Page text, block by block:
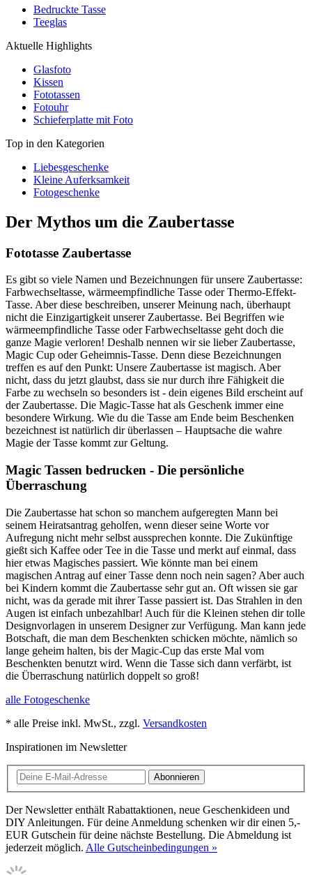
Bedruckte Tasse
Teeglas
Aktuelle Highlights
Glasfoto
Kissen
Fototassen
Fotouhr
Schieferplatte mit Foto
Top in den Kategorien
Liebesgeschenke
Kleine Auferksamkeit
Fotogeschenke
Der Mythos um die Zaubertasse
Fototasse Zaubertasse
Es gibt so viele Namen und Bezeichnungen für unsere Zaubertasse:
Farbwechseltasse, wärmeempfindliche Tasse oder Thermo-Effekt-
Tasse. Aber diese beschreiben, unserer Meinung nach, überhaupt
nicht die Einzigartigkeit unserer Zaubertasse. Bei Begriffen wie
wärmeempfindliche Tasse oder Farbwechseltasse geht doch die
ganze Magie verloren! Deshalb nennen wir sie lieber Zaubertasse,
Magic Cup oder Geheimnis-Tasse. Denn diese Bezeichnungen
treffen es auf den Punkt: Unsere Zaubertasse ist magisch. Aber
nicht, dass du jetzt glaubst, dass sie nur durch ihre Fähigkeit die
Farbe zu wechseln so besonders ist - dein eigenes Bild erscheint auf
der Zaubertasse. Die Magic-Tasse hat als Geschenk immer eine
besondere Wirkung. Wie du die Tasse am Ende beim Beschenken
bezeichnest ist natürlich dir überlassen – Hauptsache die wahre
Magie der Tasse kommt zur Geltung.
Magic Tassen bedrucken - Die persönliche
Überraschung
Die Zaubertasse hat schon so manchem aufgeregten Mann bei
seinem Heiratsantrag geholfen, wenn dieser seine Worte vor
Aufregung nicht mehr selbst aussprechen konnte. Die Zukünftige
gießt sich Kaffee oder Tee in die Tasse und merkt auf einmal, dass
hier etwas Magisches passiert. Wie könnte man bei einem
magischen Antrag auf einer Tasse denn noch nein sagen? Aber auch
bei Kindern kommt die Zaubertasse sehr gut an. Oft wissen sie gar
nicht, was da gerade mit ihrer Tasse passiert ist. Das Strahlen in den
Augen ist einfach unbezahlbar! Auch für die Kleinen stehen dir tolle
Designvorlagen in unserem Designer zur Verfügung. Man kann jede
Botschaft, die man dem Beschenkten schicken möchte, nämlich so
lange geheim halten, bis der Magic-Cup das erste Mal vom
Beschenkten benutzt wird. Wenn die Tasse sich dann verfärbt, ist
die Überraschung natürlich doppelt so groß!
alle Fotogeschenke
* alle Preise inkl. MwSt., zzgl. Versandkosten
Inspirationen im Newsletter
Abonnieren
Der Newsletter enthält Rabattaktionen, neue Geschenkideen und
DIY Anleitungen. Für deine Anmeldung schenken wir dir einen 5,-
EUR Gutschein für deine nächste Bestellung. Die Abmeldung ist
jederzeit möglich. Alle Gutscheinbedingungen »